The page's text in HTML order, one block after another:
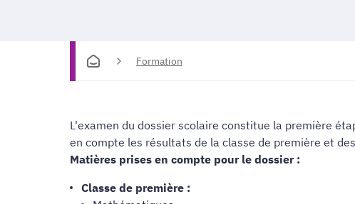
Formation
L'examen du dossier scolaire constitue la première
en compte les résultats de la classe de première et
Matières prises en compte pour le dossier :
Classe de première :